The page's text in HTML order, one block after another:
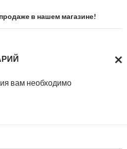
в нашем магазине!
вам необходимо